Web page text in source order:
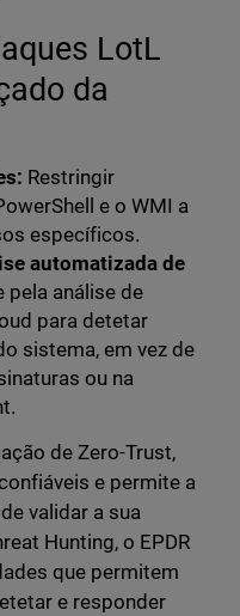
LotL
da
Restringir
e o WMI a
específicos.
automatizada de
pela análise de
para detetar
sistema, em vez de
ou na
de Zero-Trust,
e permite a
validar a sua
Hunting, o EPDR
que permitem
e responder